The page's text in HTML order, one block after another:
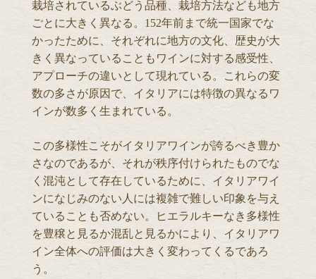
栽培されているぶどう品種、栽培方法なども地方
ごとに大きく異なる。152年前まで統一国家でな
かったために、それぞれに地方の文化、歴史が大
きく異なっていることもワインに対する感受性、
アプローチの違いとして現れている。これらの変
数の多さが原因で、イタリアには特徴の異なるワ
インが数多く生まれている。
この多様性こそがイタリアワインが誇るべき豊か
さなのであるが、それが秩序付けられたものでな
く混沌として存在しているために、イタリアワイ
ンになじみのない人には複雑で難しい印象を与え
ていることも否めない。ヒエラルキーなき多様性
を豊穣と見るか混乱と見るかにより、イタリアワ
イン全体への評価は大きく変わってくるであろ
う。